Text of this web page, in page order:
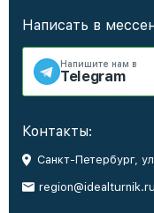
Написать в
Напишите нам в
Telegram
Контакты:
Санкт-Петербург,
region@idealturnik.ru